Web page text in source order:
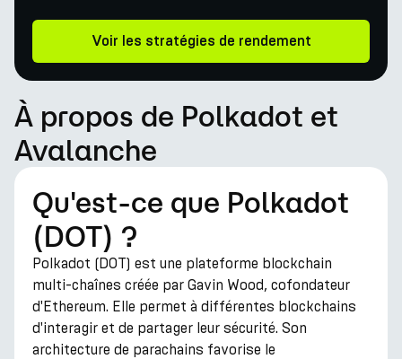
Voir les stratégies de rendement
À propos de Polkadot et
Avalanche
Qu'est-ce que Polkadot
(DOT) ?
Polkadot (DOT) est une plateforme blockchain
multi-chaînes créée par Gavin Wood, cofondateur
d'Ethereum. Elle permet à différentes blockchains
d'interagir et de partager leur sécurité. Son
architecture de parachains favorise le